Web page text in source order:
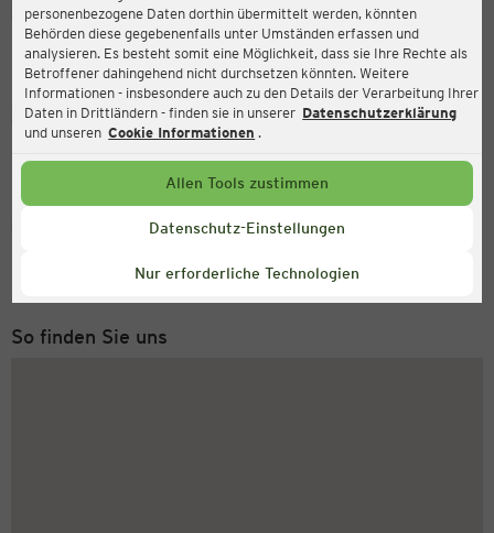
personenbezogene Daten dorthin übermittelt werden, könnten
Behörden diese gegebenenfalls unter Umständen erfassen und
analysieren. Es besteht somit eine Möglichkeit, dass sie Ihre Rechte als
Betroffener dahingehend nicht durchsetzen könnten. Weitere
Informationen - insbesondere auch zu den Details der Verarbeitung Ihrer
Daten in Drittländern - finden sie in unserer Datenschutzerklärung
und unseren Cookie Informationen .
Allen Tools zustimmen
Datenschutz-Einstellungen
Nur erforderliche Technologien
Ernsting's family
Markt 20-23, 09648 Mittweida
Aktuell:
Geöffnet
Service Hotline
Montag bis Freitag 8-18 Uhr
So finden Sie uns